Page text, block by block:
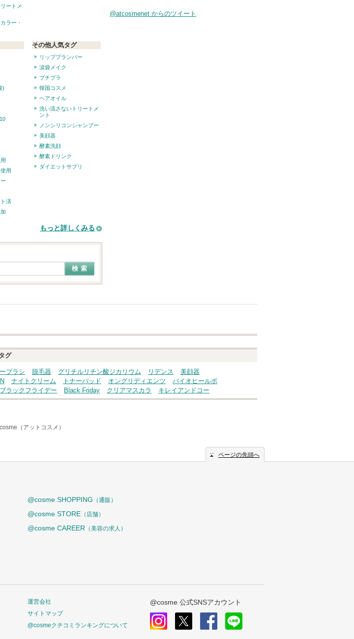
ートメ
ラー・
)
用
済
その他人気タグ
リッププランパー
涙袋メイク
プチプラ
韓国コスメ
ヘアオイル
洗い流さないトリートメ
ント
ノンシリコンシャンプー
美顔器
酵素洗顔
酵素ドリンク
ダイエットサプリ
もっと詳しくみる
@atcosmenet からのツイート
グ
ブラシ 脱毛器 グリチルリチン酸ジカリウム リデンス
美顔器
ナイトクリーム トナーパッド オングリディエンツ
バイオヒールボ
ブラックフライデー Black Friday クリアマスカラ キレイアンドコー
（アットコスメ）
ページの先頭へ
@cosme SHOPPING （通販）
@cosme STORE （店舗）
@cosme CAREER （美容の求人）
運営会社
サイトマップ
@cosmeクチコミランキングについて
@cosme 公式SNSアカウント